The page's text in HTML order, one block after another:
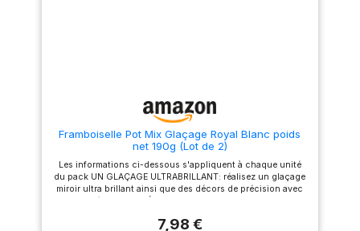
Framboiselle Pot Mix Glaçage Royal Blanc poids
net 190g (Lot de 2)
Les informations ci-dessous s'appliquent à chaque unité
du pack UN GLAÇAGE ULTRABRILLANT: réalisez un glaçage
miroir ultra brillant ainsi que des décors de précision avec
glaçage royal sans blanc d'œuf cru FABRICATION
7,98 €